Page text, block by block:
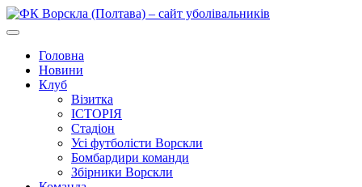
Головна
Новини
Клуб
Візитка
ІСТОРІЯ
Стадіон
Усі футболісти Ворскли
Бомбардири команди
Збірники Ворскли